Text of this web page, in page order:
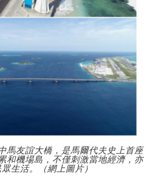
馬友誼大橋，是馬爾代夫史上首座
和機場島，不僅刺激當地經濟，亦
生活。（網上圖片）